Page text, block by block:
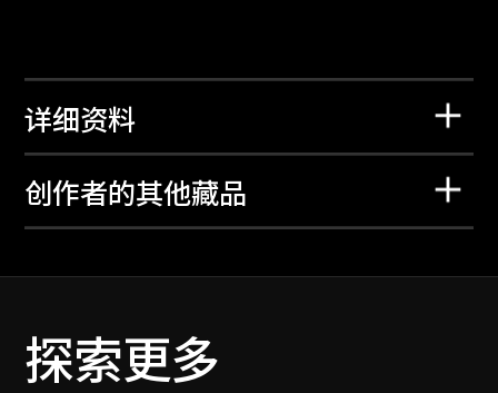
详细资料
创作者的其他藏品
探索更多